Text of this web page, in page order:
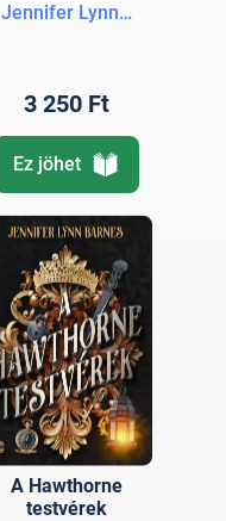
Jennifer Lynn Barnes
3 250 Ft
Ez jöhet
A Hawthorne
testvérek